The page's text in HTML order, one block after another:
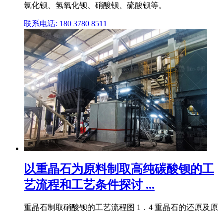
氯化钡、氢氧化钡、硝酸钡、硫酸钡等。
联系电话: 180 3780 8511
以重晶石为原料制取高纯碳酸钡的工
艺流程和工艺条件探讨 ...
重晶石制取硝酸钡的工艺流程图 1．4 重晶石的还原及原